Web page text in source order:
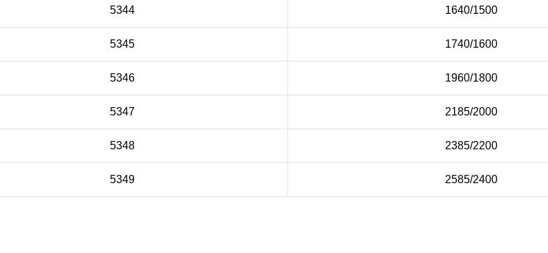
5344 1640/1500
5345 1740/1600
5346 1960/1800
5347 2185/2000
5348 2385/2200
5349 2585/2400